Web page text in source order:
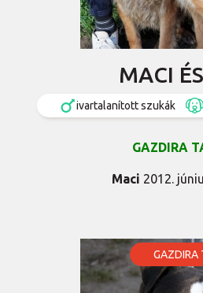
MACI
ivartalanított szukák
GAZDIRA
Maci 2012.
GAZDIRA